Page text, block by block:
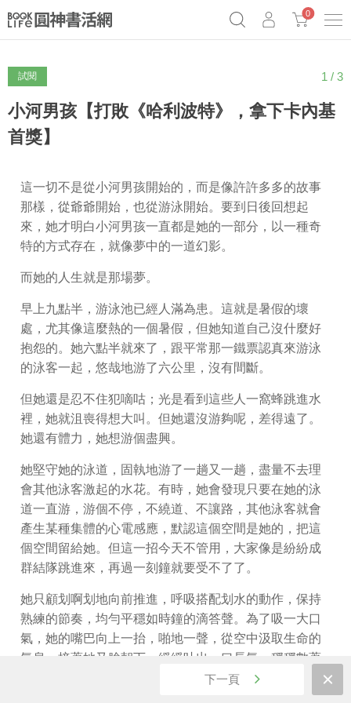
0
試閱 1 / 3
小河男孩【打敗《哈利波特》，拿下卡內基
首獎】
這一切不是從小河男孩開始的，而是像許許多多的故事
那樣，從爺爺開始，也從游泳開始。要到日後回想起
來，她才明白小河男孩一直都是她的一部分，以一種奇
特的方式存在，就像夢中的一道幻影。
而她的人生就是那場夢。
早上九點半，游泳池已經人滿為患。這就是暑假的壞
處，尤其像這麼熱的一個暑假，但她知道自己沒什麼好
抱怨的。她六點半就來了，跟平常那一鐵票認真來游泳
的泳客一起，悠哉地游了六公里，沒有間斷。
但她還是忍不住犯嘀咕；光是看到這些人一窩蜂跳進水
裡，她就沮喪得想大叫。但她還沒游夠呢，差得遠了。
她還有體力，她想游個盡興。
她堅守她的泳道，固執地游了一趟又一趟，盡量不去理
會其他泳客激起的水花。有時，她會發現只要在她的泳
道一直游，游個不停，不繞道、不讓路，其他泳客就會
產生某種集體的心電感應，默認這個空間是她的，把這
個空間留給她。但這一招今天不管用，大家像是紛紛成
群結隊跳進來，再過一刻鐘就要受不了了。
她只顧划啊划地向前推進，呼吸搭配划水的動作，保持
熟練的節奏，均勻平穩如時鐘的滴答聲。為了吸一大口
氣，她的嘴巴向上一抬，啪地一聲，從空中汲取生命的
氣息。接著她又臉朝下，緩緩吐出一口長氣，穩穩數著
秒數，氣泡像迷你小魚般搔著她的嘴唇。
下一頁